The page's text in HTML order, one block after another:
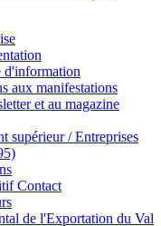
d'information
aux manifestations
et au magazine
supérieur / Entreprises
Contact
de l'Exportation du Val